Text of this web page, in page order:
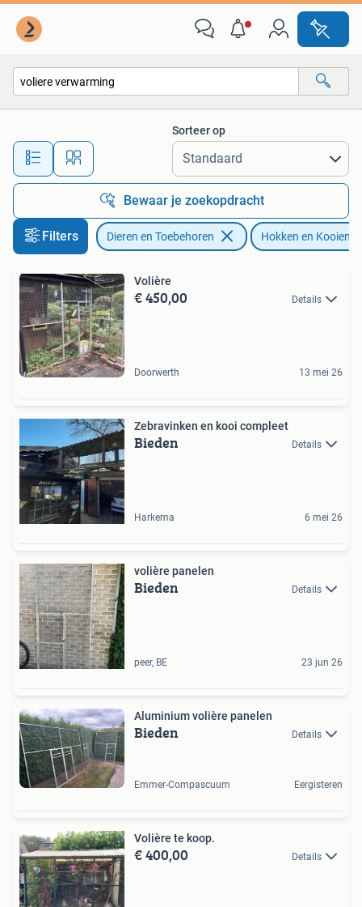
Alle afstanden…
Sorteer op
Bewaar je zoekopdracht
Filters Dieren en Toebehoren Hokken en Kooien
Volière
€ 450,00 Details
Doorwerth 13 mei 26
Zebravinken en kooi compleet
Bieden Details
Harkema 6 mei 26
volière panelen
Bieden Details
peer, BE 23 jun 26
Aluminium volière panelen
Bieden Details
Emmer-Compascuum Eergisteren
Volière te koop.
€ 400,00 Details